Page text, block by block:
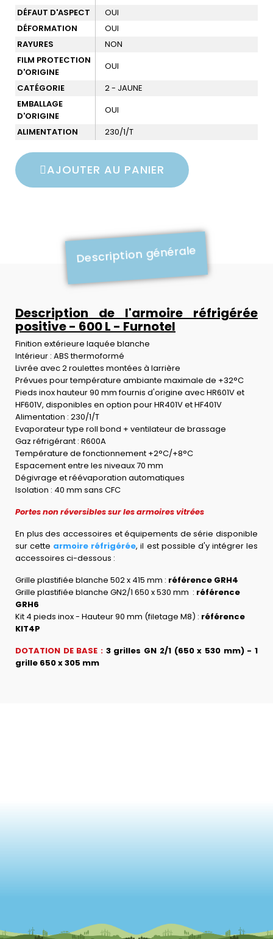
DÉFAUT D'ASPECT
OUI
DÉFORMATION
OUI
RAYURES
NON
FILM PROTECTION
D'ORIGINE
OUI
CATÉGORIE
2 - JAUNE
EMBALLAGE
D'ORIGINE
OUI
ALIMENTATION
230/1/T
AJOUTER AU PANIER
Description générale
Description de l'armoire réfrigérée
positive - 600 L - Furnotel
Finition extérieure laquée blanche
Intérieur : ABS thermoformé
Livrée avec 2 roulettes montées à larrière
Prévues pour température ambiante maximale de +32°C
Pieds inox hauteur 90 mm fournis d'origine avec HR601V et
HF601V, disponibles en option pour HR401V et HF401V
Alimentation : 230/1/T
Evaporateur type roll bond + ventilateur de brassage
Gaz réfrigérant : R600A
Température de fonctionnement +2°C/+8°C
Espacement entre les niveaux 70 mm
Dégivrage et réévaporation automatiques
Isolation : 40 mm sans CFC
Portes non réversibles sur les armoires vitrées
En plus des accessoires et équipements de série disponible
sur cette armoire réfrigérée, il est possible d'y intégrer les
accessoires ci-dessous :
Grille plastifiée blanche 502 x 415 mm : référence GRH4
Grille plastifiée blanche GN2/1 650 x 530 mm : référence
GRH6
Kit 4 pieds inox - Hauteur 90 mm (filetage M8) : référence
KIT4P
DOTATION DE BASE : 3 grilles GN 2/1 (650 x 530 mm) - 1
grille 650 x 305 mm